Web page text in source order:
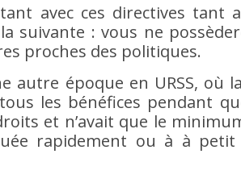
tant avec ces directives tant
suivante : vous ne
proches des politiques.
autre époque en URSS, où
les bénéfices pendant
et n’avait que le
rapidement ou à à